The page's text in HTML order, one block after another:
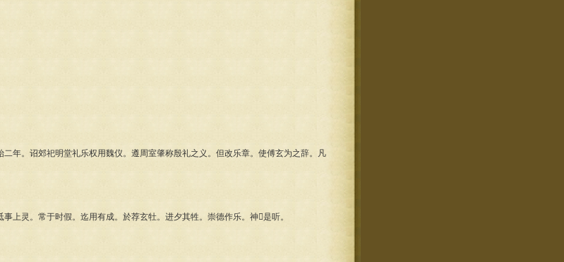
。诏郊祀明堂礼乐权用魏仪。遵周室肇称殷礼之义。但改乐章。使傅玄为之辞。凡
灵。常于时假。迄用有成。於荐玄牡。进夕其牲。崇德作乐。神是听。